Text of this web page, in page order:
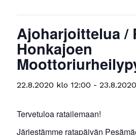
Ajoharjoittelua /
Honkajoen
22.8.2020 klo 12:00 -
Tervetuloa ratailemaan!
Järjestämme ratapäivän